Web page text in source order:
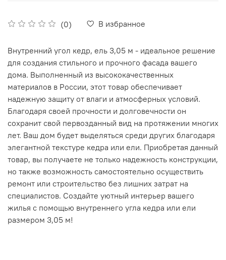
(0) В избранное
Внутренний угол кедр, ель 3,05 м - идеальное решение
для создания стильного и прочного фасада вашего
дома. Выполненный из высококачественных
материалов в России, этот товар обеспечивает
надежную защиту от влаги и атмосферных условий.
Благодаря своей прочности и долговечности он
сохранит свой первозданный вид на протяжении многих
лет. Ваш дом будет выделяться среди других благодаря
элегантной текстуре кедра или ели. Приобретая данный
товар, вы получаете не только надежность конструкции,
но также возможность самостоятельно осуществить
ремонт или строительство без лишних затрат на
специалистов. Создайте уютный интерьер вашего
жилья с помощью внутреннего угла кедра или ели
размером 3,05 м!